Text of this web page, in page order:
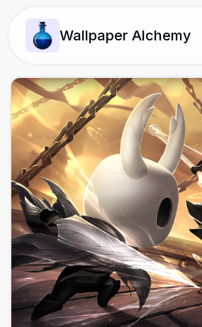
Wallpaper Alchemy